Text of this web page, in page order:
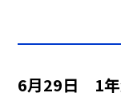
6月29日 1年